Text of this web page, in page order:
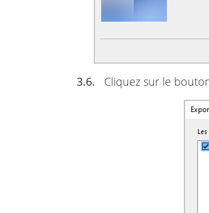
3.6. Cliquez sur le